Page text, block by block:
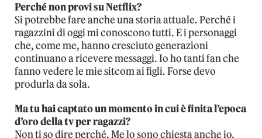
Perché non provi su Netflix?
Si potrebbe fare anche una storia attuale. Perché i
ragazzini di oggi mi conoscono tutti. E i personaggi
che, come me, hanno cresciuto generazioni
continuano a ricevere messaggi. Io ho tanti fan che
fanno vedere le mie sitcom ai figli. Forse devo
produrla da sola.
Ma tu hai captato un momento in cui è finita l’epoca
d’oro della tv per ragazzi?
Non ti so dire perché. Me lo sono chiesta anche io.